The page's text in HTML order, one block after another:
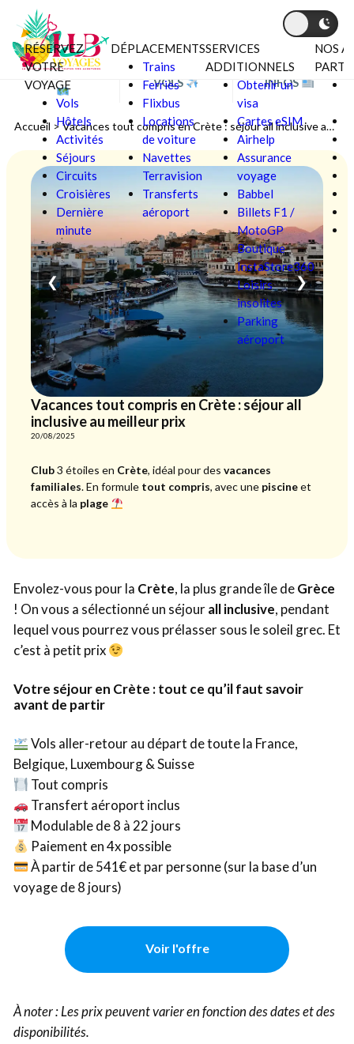
Aller au contenu
RÉSERVEZ
VOTRE
VOYAGE
Vols
Hôtels
Activités
Séjours
Circuits
Croisières
Dernière
minute
DÉPLACEMENTS
Trains
Ferries
Flixbus
Locations
de voiture
Navettes
Terravision
Transferts
aéroport
SERVICES
ADDITIONNELS
Obtenir un
visa
Cartes eSIM
Airhelp
Assurance
voyage
Babbel
Billets F1 /
MotoGP
Boutique
InstaStore360
Loisirs
insolites
Parking
aéroport
NOS
BONS PLANS
VOLS INFOS
Accueil >Vacances tout compris en Crète : séjour all inclusive au meilleur prix
❮ ❯
Vacances tout compris en Crète : séjour all
inclusive au meilleur prix
20/08/2025
Club3 étoiles en Crète, idéal pour des vacances
familiales. En formule tout compris, avec une piscineet
accès à la plage
Envolez-vous pour la Crète, la plus grande île deGrèce
! On vous a sélectionné un séjourall inclusive, pendant
lequel vous pourrez vous prélasser sous le soleil grec. Et
c’est à petit prix
Votre séjour en Crète : tout ce qu’il faut savoir
avant de partir
Vols aller-retour au départ de toute la France,
Belgique, Luxembourg & Suisse
Tout compris
Transfert aéroport inclus
Modulable de 8 à 22 jours
Paiement en 4x possible
À partir de 541€ et par personne (sur la base d’un
voyage de 8 jours)
Voir l'offre
À noter : Les prix peuvent varier en fonction des dates et des
disponibilités.